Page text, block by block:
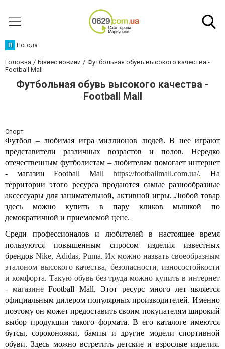
П Погода
Головна Бізнес новини
Футбольная обувь высокого качества -
Football Mall
Футбольная обувь высокого качества -
Football Mall
Спорт
Футбол – любимая игра миллионов людей. В нее играют
представители различных возрастов и полов. Нередко
отечественным футболистам – любителям помогает интернет
- магазин
Football Mallhttps://footballmall.com.ua/. На
территории этого ресурса продаются самые разнообразные
аксессуары для занимательной, активной игры. Любой товар
здесь можно купить в пару кликов мышкой по
демократичной и приемлемой цене.
Среди профессионалов и любителей в настоящее время
пользуются повышенным спросом изделия известных
брендов Nike, Adidas, Puma. Их можно назвать своеобразным
эталоном высокого качества, безопасности, износостойкости
и комфорта. Такую обувь без труда можно купить в интернет
- магазинеFootball Mall. Этот ресурс много лет является
официальным дилером популярных производителей. Именно
поэтому он может предоставить своим покупателям широкий
выбор продукции такого формата. В его каталоге имеются
бутсы, сороконожки, бампы и другие модели спортивной
обуви. Здесь можно встретить детские и взрослые изделия.